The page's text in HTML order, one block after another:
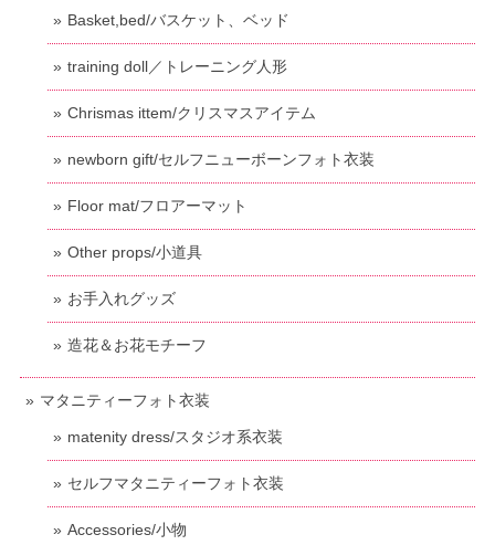
Basket,bed/バスケット、ベッド
training doll／トレーニング人形
Chrismas ittem/クリスマスアイテム
newborn gift/セルフニューボーンフォト衣装
Floor mat/フロアーマット
Other props/小道具
お手入れグッズ
造花＆お花モチーフ
マタニティーフォト衣装
matenity dress/スタジオ系衣装
セルフマタニティーフォト衣装
Accessories/小物